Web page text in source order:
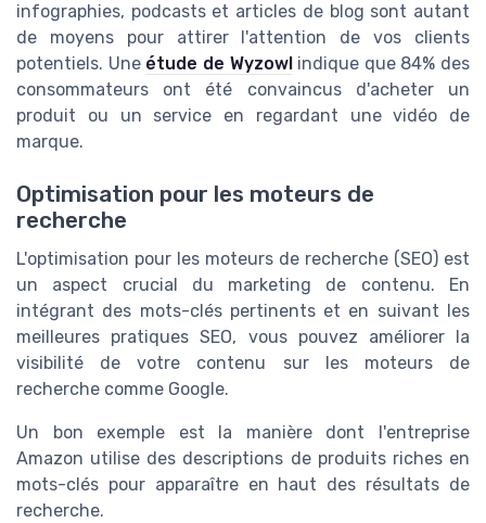
infographies, podcasts et articles de blog sont autant
de moyens pour attirer l'attention de vos clients
potentiels. Une étude de Wyzowlindique que 84% des
consommateurs ont été convaincus d'acheter un
produit ou un service en regardant une vidéo de
marque.
Optimisation pour les moteurs de
recherche
L'optimisation pour les moteurs de recherche (SEO) est
un aspect crucial du marketing de contenu. En
intégrant des mots-clés pertinents et en suivant les
meilleures pratiques SEO, vous pouvez améliorer la
visibilité de votre contenu sur les moteurs de
recherche comme Google.
Un bon exemple est la manière dont l'entreprise
Amazon utilise des descriptions de produits riches en
mots-clés pour apparaître en haut des résultats de
recherche.